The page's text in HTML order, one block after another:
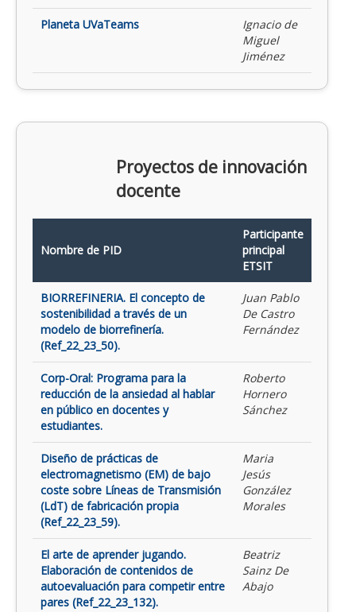
Planeta UVaTeams
Ignacio de
Miguel
Jiménez
Proyectos de innovación
docente
Nombre de PID
Participante
principal
ETSIT
BIORREFINERIA. El concepto de
sostenibilidad a través de un
modelo de biorrefinería.
(Ref_22_23_50).
Juan Pablo
De Castro
Fernández
Corp-Oral: Programa para la
reducción de la ansiedad al hablar
en público en docentes y
estudiantes.
Roberto
Hornero
Sánchez
Diseño de prácticas de
electromagnetismo (EM) de bajo
coste sobre Líneas de Transmisión
(LdT) de fabricación propia
(Ref_22_23_59).
Maria
Jesús
González
Morales
El arte de aprender jugando.
Elaboración de contenidos de
autoevaluación para competir entre
pares (Ref_22_23_132).
Beatriz
Sainz De
Abajo